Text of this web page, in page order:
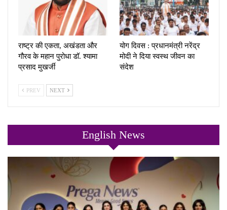
राष्ट्र की एकता, अखंडता और
गौरव के महान पुरोधा डॉ. श्यामा
प्रसाद मुखर्जी
योग दिवस : प्रधानमंत्री नरेंद्र
मोदी ने दिया स्वस्थ जीवन का
संदेश
PREV NEXT
English News